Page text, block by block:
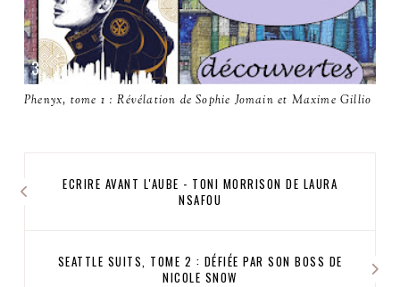
Phenyx, tome 1 : Révélation de Sophie Jomain et Maxime Gillio
ECRIRE AVANT L'AUBE - TONI MORRISON DE LAURA
NSAFOU
SEATTLE SUITS, TOME 2 : DÉFIÉE PAR SON BOSS DE
NICOLE SNOW